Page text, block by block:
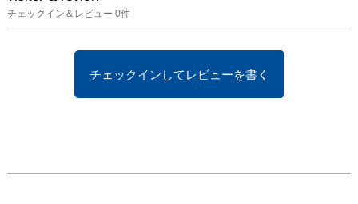
チェックイン＆レビュー 0件
チェックインしてレビューを書く